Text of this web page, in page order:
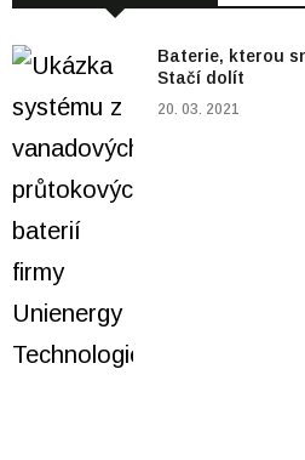
Baterie, kterou
Stačí dolít
20. 03. 2021